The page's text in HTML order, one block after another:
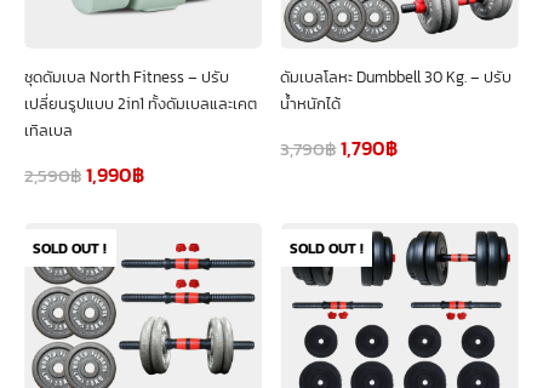
ชุดดัมเบล North Fitness – ปรับ
เปลี่ยนรูปแบบ 2in1 ทั้งดัมเบลและเคต
เทิลเบล
2,590฿1,990฿
ดัมเบลโลหะ Dumbbell 30 Kg. – ปรับ
น้ำหนักได้
3,790฿1,790฿
SOLD OUT ! SOLD OUT !